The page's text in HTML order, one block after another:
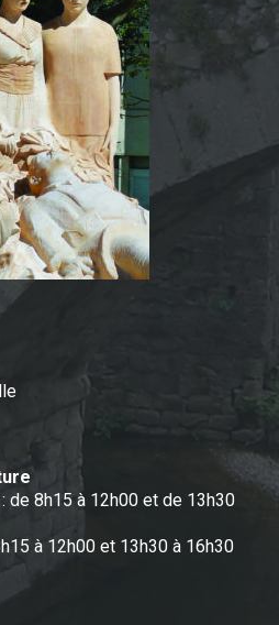
de 8h15 à 12h00 et de 13h30
à 12h00 et 13h30 à 16h30